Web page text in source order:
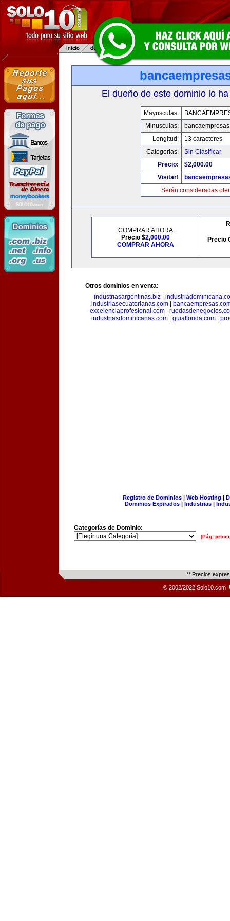
El dueño de este dominio lo
Mayusculas:
Minusculas:
Longitud:
13 caracteres
Categorias:
Sin Clasificar
Precio:
$2,000.00
Visitar!
Serán consideradas
COMPRAR AHORA
Precio $2,000.00
COMPRAR AHORA
Precio
Otros dominios en venta:
industriasargentinas.biz
industriasecuatorianas.com
excelenciaprofesional.com
industriasdominicanas.com
guiaflorida.com
Registro de Dominios| Web Hosting |
Dominios Expirados | Industrias |
Categorías de Dominio:
[Pág.
** Precios
© 2002/2022 Solo10.com